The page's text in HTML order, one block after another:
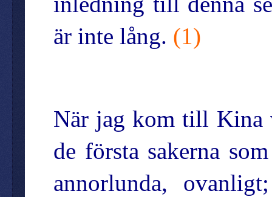
är inte lång. (1)
När jag kom till Kina
de första sakerna
annorlunda,